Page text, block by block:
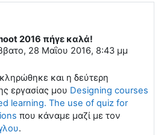
2016 πήγε καλά!
28 Μαΐου 2016, 8:43 μμ
0
και η δεύτερη
εργασίας μου Designing courses
learning. The use of quiz for
που κάναμε μαζί με τον
.